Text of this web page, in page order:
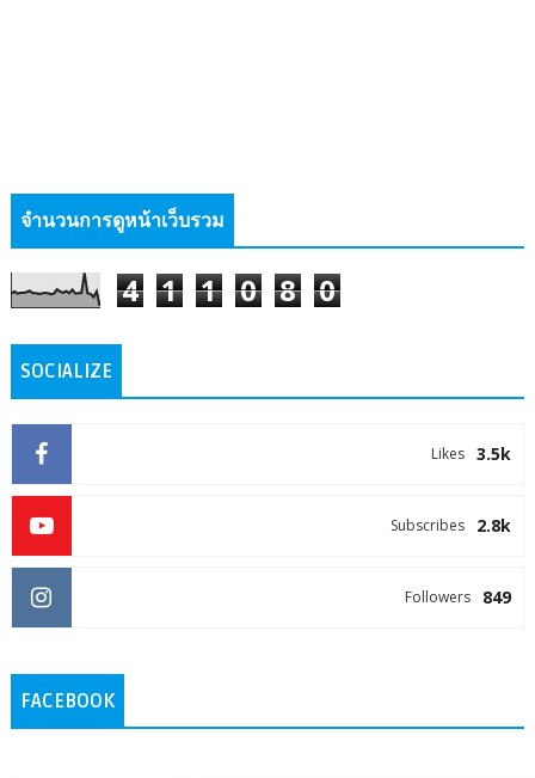
จำนวนการดูหน้าเว็บรวม
4 1 1 0 8 0
SOCIALIZE
3.5k
Likes
2.8k
Subscribes
849
Followers
FACEBOOK